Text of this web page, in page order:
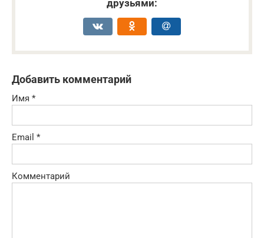
друзьями:
Добавить комментарий
Имя *
Email *
Комментарий